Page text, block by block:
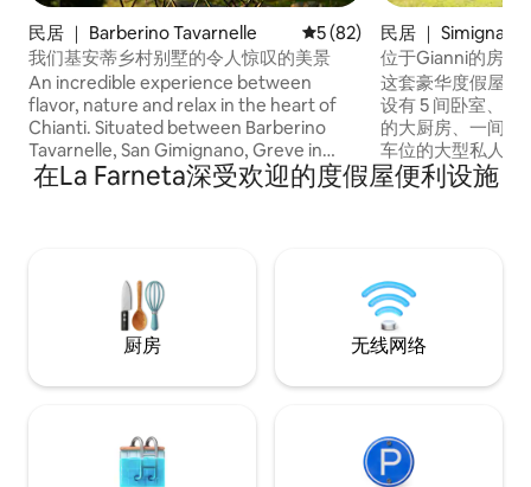
民居 ｜ Barberino Tavarnelle 平均评分 5 分（满分 5 分）
5 (82)
我们基安蒂乡村别墅的令人惊叹的美景
An incredible experience between
flavor, nature and relax in the heart of
Chianti. Situated between Barberino
Tavarnelle, San Gimignano, Greve in
Chianti, and Florence, Belvedere 27/A
overlooks the Santa Maria Novella
by greenery and olive’s fields, equipped
with every comfort. Reconnect in this
serene, one-of-a-kind stay, for a relaxing
and peaceful holiday.
民居 ｜ Simignano
这套豪华度假屋由
设有 5 间卧室、4
的大厨房、一间宽
车位的大型私人花
个配备沙发的露台
火炉和一个户外厨
晚，包括在热水浴
享用晚餐。 在这
的度假体验正等着
在La Farneta深受欢迎的度假屋便利设施
厨房 无线网络